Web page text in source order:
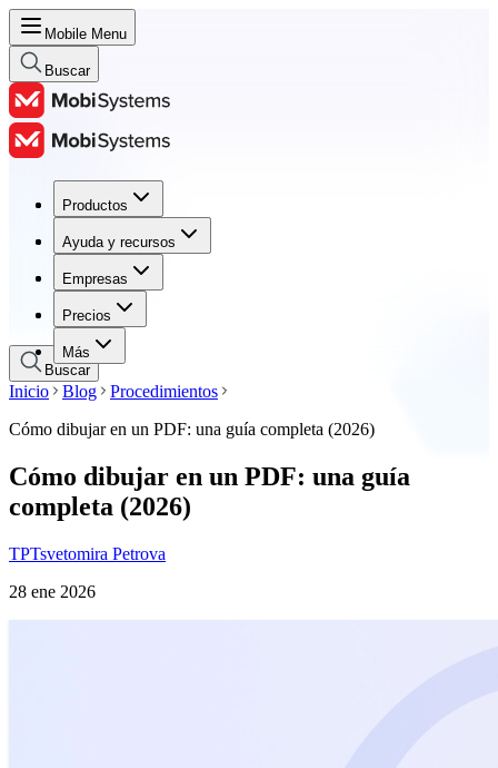
Mobile Menu
Buscar
Productos
Ayuda y recursos
Empresas
Precios
Más
Productos
Ayuda y recursos
Empresas
Precios
Buscar
Inicio Blog
Procedimientos
Cómo dibujar en un PDF: una guía completa (2026)
Cómo dibujar en un PDF: una guía
completa (2026)
TPTsvetomira Petrova
28 ene 2026